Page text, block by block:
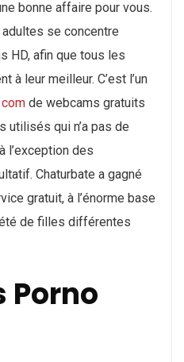
bonne affaire pour vous.
se concentre
HD, afin que tous les
à leur meilleur. C’est l’un
de webcams gratuits
utilisés qui n’a pas de
l’exception des
Chaturbate a gagné
gratuit, à l’énorme base
de filles différentes
Porno